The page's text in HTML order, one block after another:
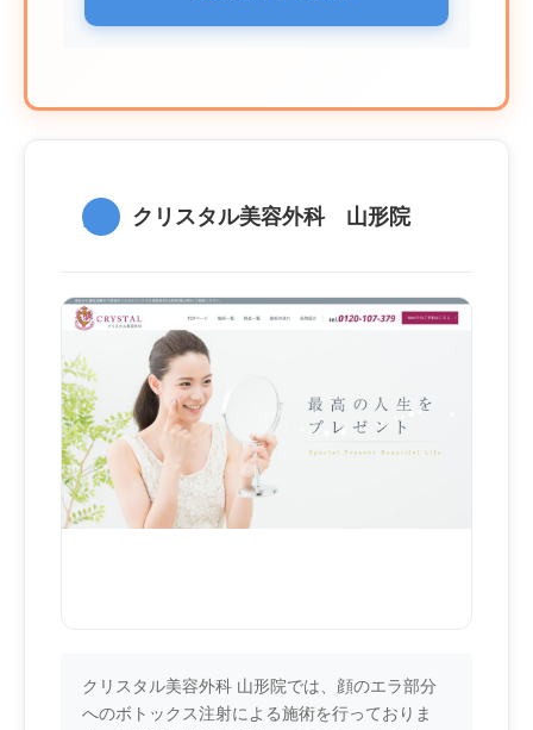
1. クリスタル美容外科 山形院
クリスタル美容外科 山形院では、顔のエラ部分
へのボトックス注射による施術を行っておりま